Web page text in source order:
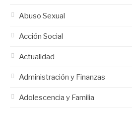
Abuso Sexual
Acción Social
Actualidad
Administración y Finanzas
Adolescencia y Familia